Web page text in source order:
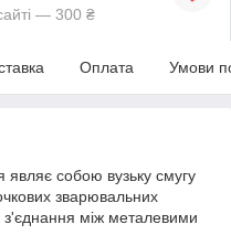
— 300 ₴
Оплата Умови
являє собою вузьку смугу
зварювальних
з'єднання між металевими